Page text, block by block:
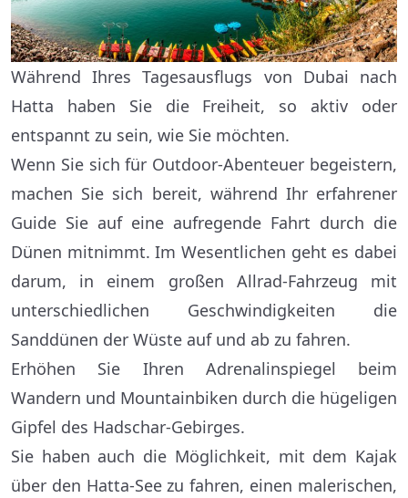
Während Ihres Tagesausflugs von Dubai nach
Hatta haben Sie die Freiheit, so aktiv oder
entspannt zu sein, wie Sie möchten.
Wenn Sie sich für Outdoor-Abenteuer begeistern,
machen Sie sich bereit, während Ihr erfahrener
Guide Sie auf eine aufregende Fahrt durch die
Dünen mitnimmt. Im Wesentlichen geht es dabei
darum, in einem großen Allrad-Fahrzeug mit
unterschiedlichen Geschwindigkeiten die
Sanddünen der Wüste auf und ab zu fahren.
Erhöhen Sie Ihren Adrenalinspiegel beim
Wandern und Mountainbiken durch die hügeligen
Gipfel des Hadschar-Gebirges.
Sie haben auch die Möglichkeit, mit dem Kajak
über den Hatta-See zu fahren, einen malerischen,